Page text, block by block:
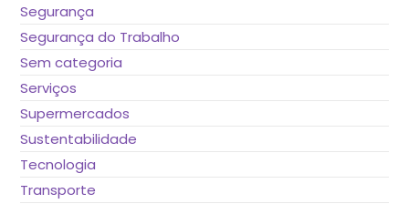
Segurança
Segurança do Trabalho
Sem categoria
Serviços
Supermercados
Sustentabilidade
Tecnologia
Transporte